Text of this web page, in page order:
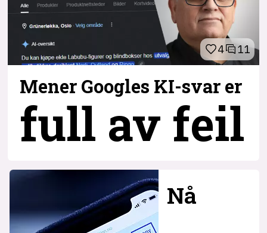
4 11
Mener Googles KI-svar er
full av feil
Nå